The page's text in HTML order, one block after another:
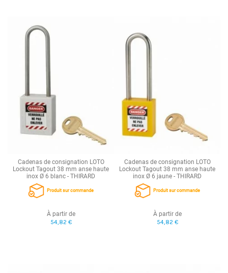
Cadenas de consignation LOTO
Lockout Tagout 38 mm anse haute
inox Ø 6 blanc - THIRARD
Produit sur commande
À partir de
54,82 €
Cadenas de consignation LOTO
Lockout Tagout 38 mm anse haute
inox Ø 6 jaune - THIRARD
Produit sur commande
À partir de
54,82 €